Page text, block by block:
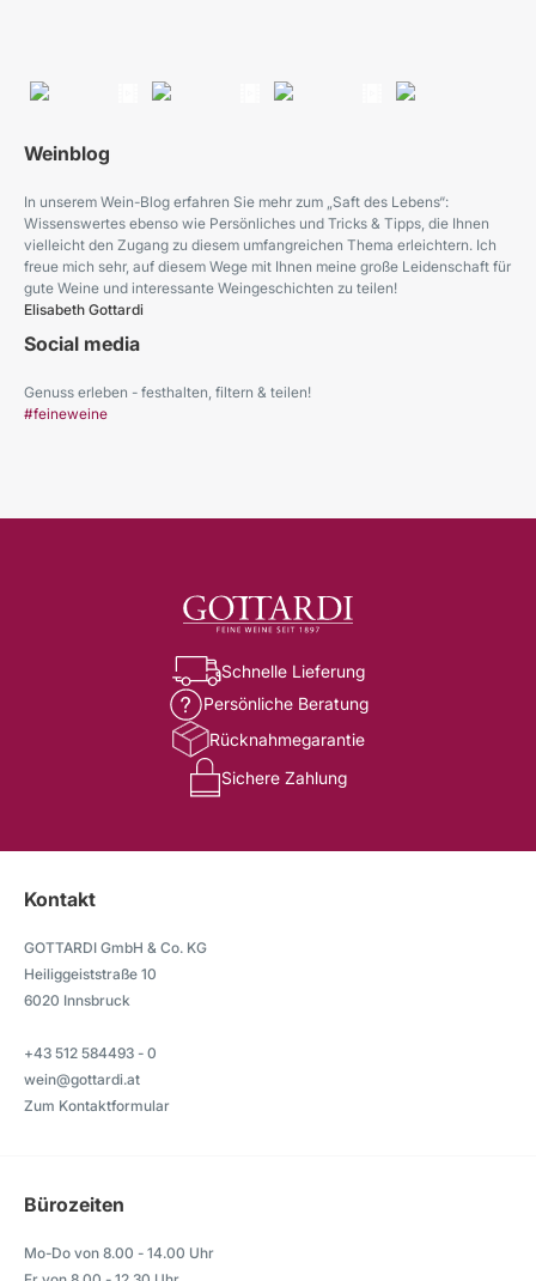
Weinblog
In unserem Wein-Blog erfahren Sie mehr zum „Saft des Lebens“:
Wissenswertes ebenso wie Persönliches und Tricks & Tipps, die Ihnen
vielleicht den Zugang zu diesem umfangreichen Thema erleichtern. Ich
freue mich sehr, auf diesem Wege mit Ihnen meine große Leidenschaft für
gute Weine und interessante Weingeschichten zu teilen!
Elisabeth Gottardi
Social media
Genuss erleben - festhalten, filtern & teilen!
#feineweine
Schnelle Lieferung
Persönliche Beratung
Rücknahmegarantie
Sichere Zahlung
Kontakt
GOTTARDI GmbH & Co. KG
Heiliggeiststraße 10
6020 Innsbruck
+43 512 584493 - 0
wein@gottardi.at
Zum Kontaktformular
Bürozeiten
Mo-Do von 8.00 - 14.00 Uhr